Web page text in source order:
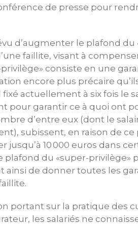
de presse pour
d’augmenter le plafond du
faillite, visant à
consiste en une
encore plus précaire
actuellement à six fois le
pour garantir ce à quoi ont
d’entre eux (dont le
subissent, en raison de ce
10 000 euros dans
plafond du «super-privilège»
de donner toutes les
portant sur la pratique des
les salariés ne